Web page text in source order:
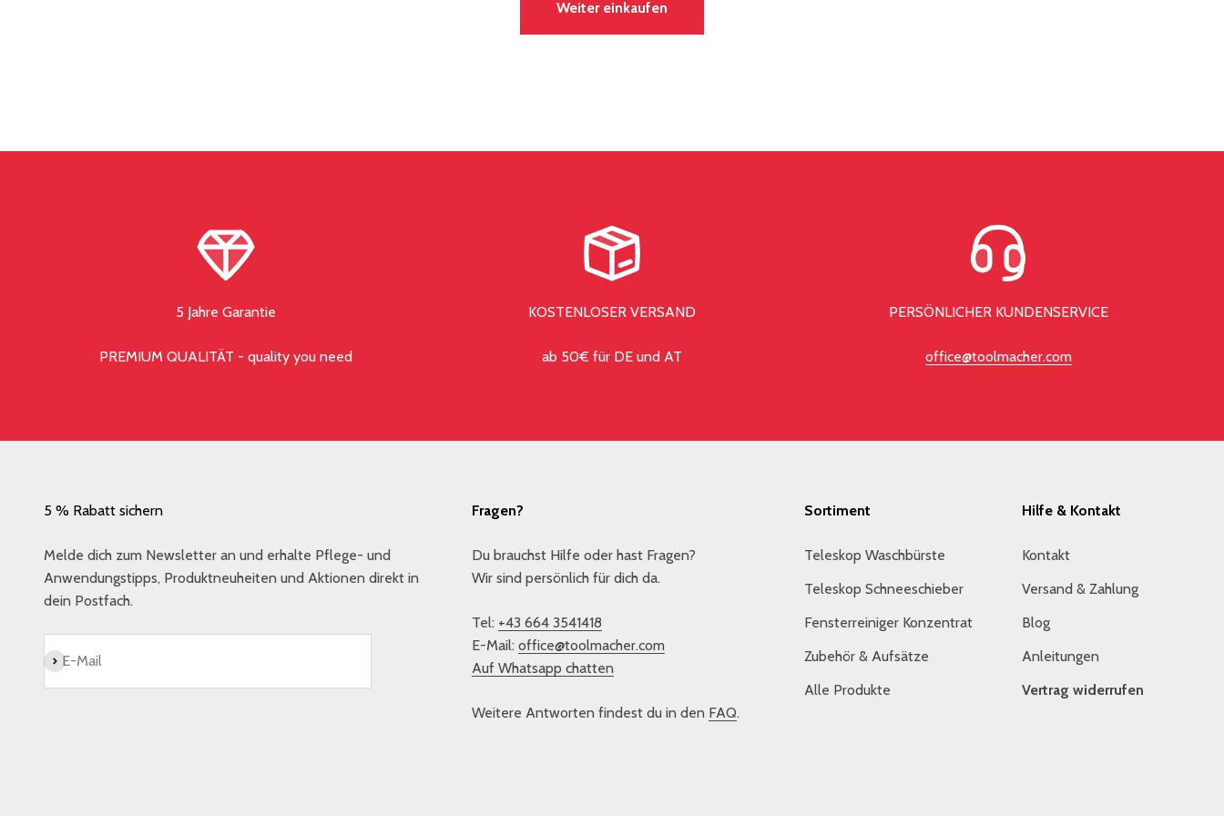
Weiter einkaufen
5 Jahre Garantie
PREMIUM QUALITÄT - quality you need
KOSTENLOSER VERSAND
ab 50€ für DE und AT
PERSÖNLICHER KUNDENSERVICE
office@toolmacher.com
5 % Rabatt sichern
Melde dich zum Newsletter an und erhalte Pflege- und
Anwendungstipps, Produktneuheiten und Aktionen direkt in
dein Postfach.
E-Mail
Abonnieren
Fragen?
Du brauchst Hilfe oder hast Fragen?
Wir sind persönlich für dich da.
Tel: +43 664 3541418
E-Mail: office@toolmacher.com
Auf Whatsapp chatten
Weitere Antworten findest du in den FAQ.
Sortiment
Teleskop Waschbürste
Teleskop Schneeschieber
Fensterreiniger Konzentrat
Zubehör & Aufsätze
Alle Produkte
Hilfe & Kontakt
Kontakt
Versand & Zahlung
Blog
Anleitungen
Vertrag widerrufen